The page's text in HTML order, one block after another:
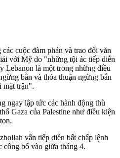
cuộc đàm phán và trao đổi văn
với Mỹ do "những tội ác tiếp diễn
Lebanon là một trong những điều
bắn và thỏa thuận ngừng bắn
mặt trận".
ngay lập tức các hành động thù
Gaza của Palestine như điều kiện
vẫn tiếp diễn bất chấp lệnh
công bố vào giữa tháng 4.